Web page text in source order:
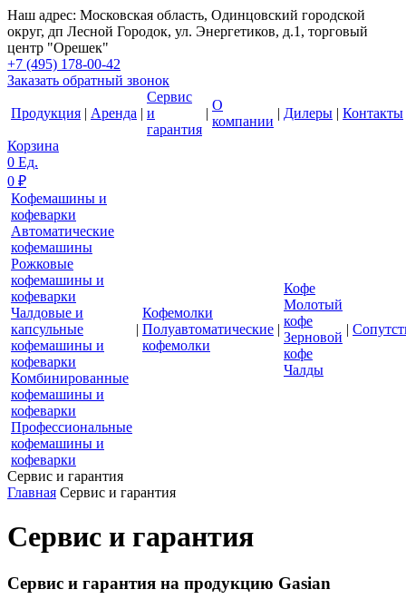
Наш адрес: Московская область, Одинцовский городской
округ, дп Лесной Городок, ул. Энергетиков, д.1, торговый
центр "Орешек"
+7 (495) 178-00-42
Заказать обратный звонок
Продукция | Аренда |
Сервис
и
гарантия
|
О
компании
| Дилеры | Контакты
Корзина
0 Ед.
0 ₽
Кофемашины и
кофеварки
Автоматические
кофемашины
Рожковые
кофемашины и
кофеварки
Чалдовые и
капсульные
кофемашины и
кофеварки
Комбинированные
кофемашины и
кофеварки
Профессиональные
кофемашины и
кофеварки
|
Кофемолки
Полуавтоматические
кофемолки
|
Кофе
Молотый
кофе
Зерновой
кофе
Чалды
|
Сервис и гарантия
Главная Сервис и гарантия
Сервис и гарантия
Сервис и гарантия на продукцию Gasian